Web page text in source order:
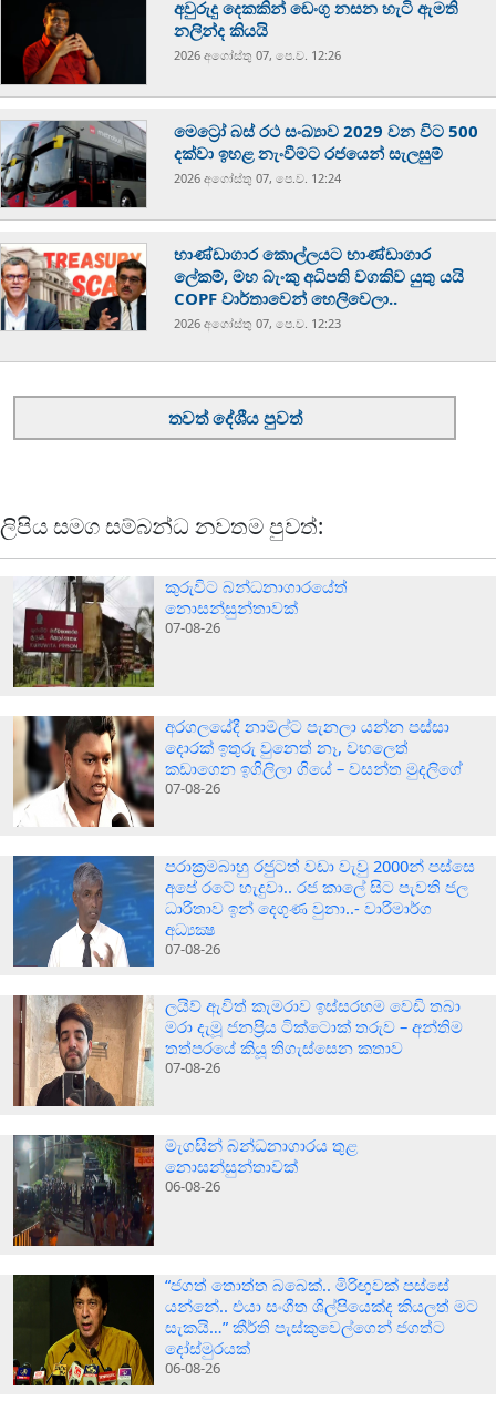
අවුරුදු දෙකකින් ඩෙංගු නසන හැටි ඇමති
නලින්ද කියයි
2026 අගෝස්‍තු 07, පෙ.ව. 12:26
මෙට්‍රෝ බස් රථ සංඛ්‍යාව 2029 වන විට 500
දක්වා ඉහළ නැංවීමට රජයෙන් සැලසුම්
2026 අගෝස්‍තු 07, පෙ.ව. 12:24
භාණ්ඩාගාර කොල්ලයට භාණ්ඩාගාර
ලේකම්, මහ බැංකු අධිපති වගකිව යුතු යයි
COPF වාර්තාවෙන් හෙලිවෙලා..
2026 අගෝස්‍තු 07, පෙ.ව. 12:23
තවත් දේශීය පුවත්
ලිපිය සමග සම්බන්ධ නවතම පුවත්:
කුරුවිට බන්ධනාගාරයේත්
නොසන්සුන්තාවක්
07-08-26
අරගලයේදී නාමල්ට පැනලා යන්න පස්ස‍ා
දොරක් ඉතුරු වුනෙත් නෑ, වහලෙත්
කඩාගෙන ඉගිලිලා ගියේ – වසන්ත මුදලිගේ
07-08-26
පරාක‍්‍රමබාහු රජුටත් වඩා වැවු 2000න් පස්සෙ
අපේ රටේ හැදුවා.. රජ කාලේ සිට පැවති ජල
ධාරිතාව ඉන් දෙගුණ වුනා..- වාරිමාර්ග
අධ්‍යක්‍ෂ
07-08-26
ලයිව් ඇවිත් කැමරාව ඉස්සරහම වෙඩි තබා
මරා දැමූ ජනප්‍රිය ටික්ටොක් තරුව – අන්තිම
තත්පරයේ කියූ තිගැස්සෙන කතාව
07-08-26
මැගසින් බන්ධනාගාරය තුළ
නොසන්සුන්තාවක්
06-08-26
“ජගත් තොත්ත බබෙක්.. මිරිඟුවක් පස්සේ
යන්නේ.. එයා සංගීත ශිල්පියෙක්ද කියලත් මට
සැකයි…” කීර්ති පැස්කුවෙල්ගෙන් ජගත්ට
දෝස්මුරයක්
06-08-26